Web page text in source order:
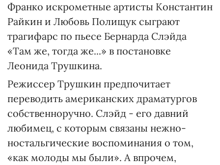
Франко искрометные артисты Константин
Райкин и Любовь Полищук сыграют
трагифарс по пьесе Бернарда Слэйда
«Там же, тогда же...» в постановке
Леонида Трушкина.
Режиссер Трушкин предпочитает
переводить американских драматургов
собственноручно. Слэйд - его давний
любимец, с которым связаны нежно-
ностальгические воспоминания о том,
«как молоды мы были». А впрочем,